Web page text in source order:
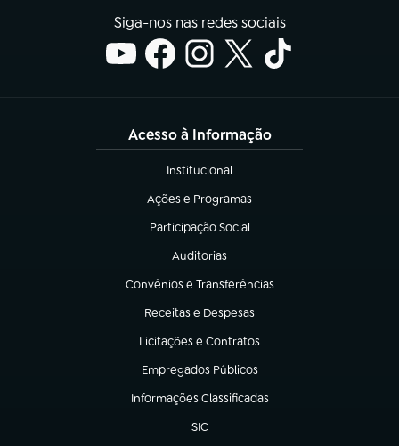
Siga-nos nas redes sociais
Acesso à Informação
Institucional
(abre em nova aba)
Ações e Programas
(abre em nova aba)
Participação Social
(abre em nova aba)
Auditorias
(abre em nova aba)
Convênios e Transferências
(abre em nova aba)
Receitas e Despesas
(abre em nova aba)
Licitações e Contratos
(abre em nova aba)
Empregados Públicos
(abre em nova aba)
Informações Classificadas
(abre em nova aba)
SIC
(abre em nova aba)